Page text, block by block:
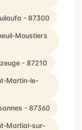
- 87300
Moustiers
- 87210
Martin-le-
- 87360
Martial-sur-